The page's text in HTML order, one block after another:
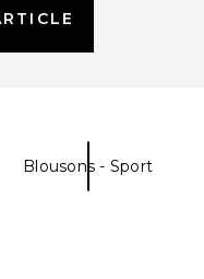
Blousons - Sport